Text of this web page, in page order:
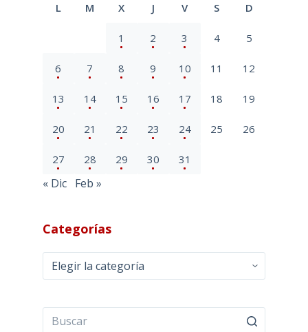
L M X J V S D
1 2 3 4 5
6 7 8 9 10 11 12
13 14 15 16 17 18 19
20 21 22 23 24 25 26
27 28 29 30 31
« Dic Feb »
Categorías
Categorías